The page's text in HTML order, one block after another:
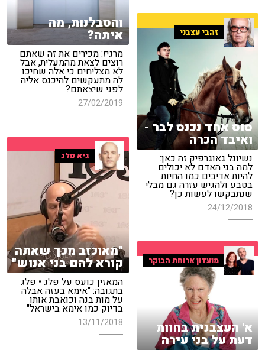
והסבלנות, מה
איתה?
מרגיז: מכירים את זה שאתם
רוצים לצאת מהמעלית, אבל
לא מצליחים כי אלה שחיכו
לה מתעקשים להיכנס אליה
לפני שיצאתם?
27/02/2019
זהבי עצבני
סוס אחד נכנס לבר -
ואיבד הכרה
נשיונל גאוגרפיק זה כאן:
למה בני האדם לא יכולים
להיות אדיבים כמו החיות
בטבע ולהגיש עזרה גם מבלי
שנתבקשו לעשות כן?
24/12/2018
גיא פלג
"מאוכזב מכך שאתה
קורא להם בני אנוש"
המאזין כועס על פלג • פלג
בתגובה: "אימא בעזה אבלה
על מות בנה וכואבת אותו
בדיוק כמו אימא בישראל"
13/11/2018
מועדון ארוחת הבוקר
א' העצבנית בחוות
דעת על בני עירה